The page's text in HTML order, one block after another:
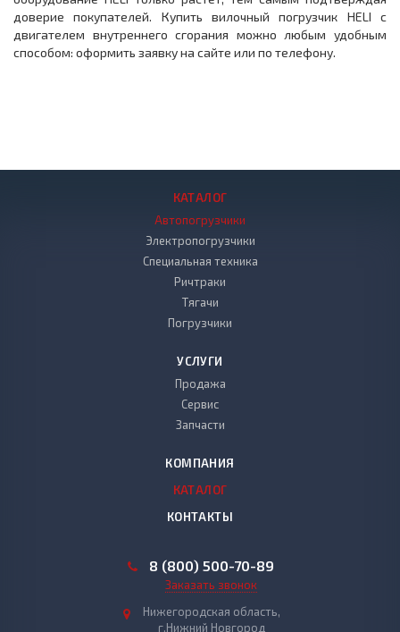
доверие покупателей. Купить вилочный погрузчик HELI с
двигателем внутреннего сгорания можно любым удобным
способом: оформить заявку на сайте или по телефону.
КАТАЛОГ
Автопогрузчики
Электропогрузчики
Специальная техника
Ричтраки
Тягачи
Погрузчики
УСЛУГИ
Продажа
Сервис
Запчасти
КОМПАНИЯ
КАТАЛОГ
КОНТАКТЫ
8 (800) 500-70-89
Заказать звонок
Нижегородская область,
г.Нижний Новгород